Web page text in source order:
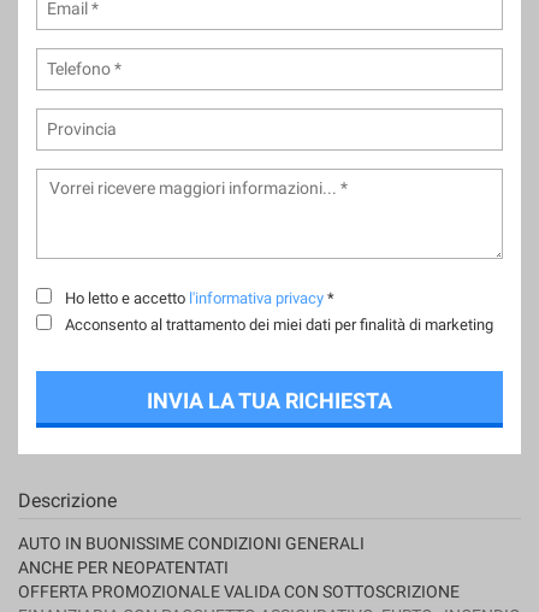
Ho letto e accetto l'informativa privacy *
Acconsento al trattamento dei miei dati per finalità di marketing
INVIA LA TUA RICHIESTA
Descrizione
AUTO IN BUONISSIME CONDIZIONI GENERALI
ANCHE PER NEOPATENTATI
OFFERTA PROMOZIONALE VALIDA CON SOTTOSCRIZIONE
Cookie necessari
Cookie per il miglioramento dell'esperienza utente
Cookie di marketing
Leggi
cookie
policy